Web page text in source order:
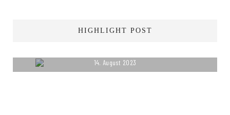
HIGHLIGHT POST
14. August 2023